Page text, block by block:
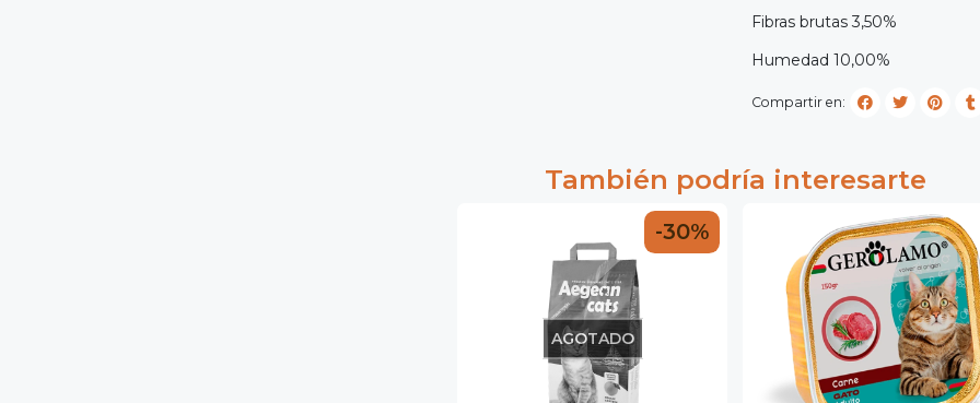
Fibras brutas 3,50%
Humedad 10,00%
Compartir en:
También podría interesarte
-30%
AGOTADO